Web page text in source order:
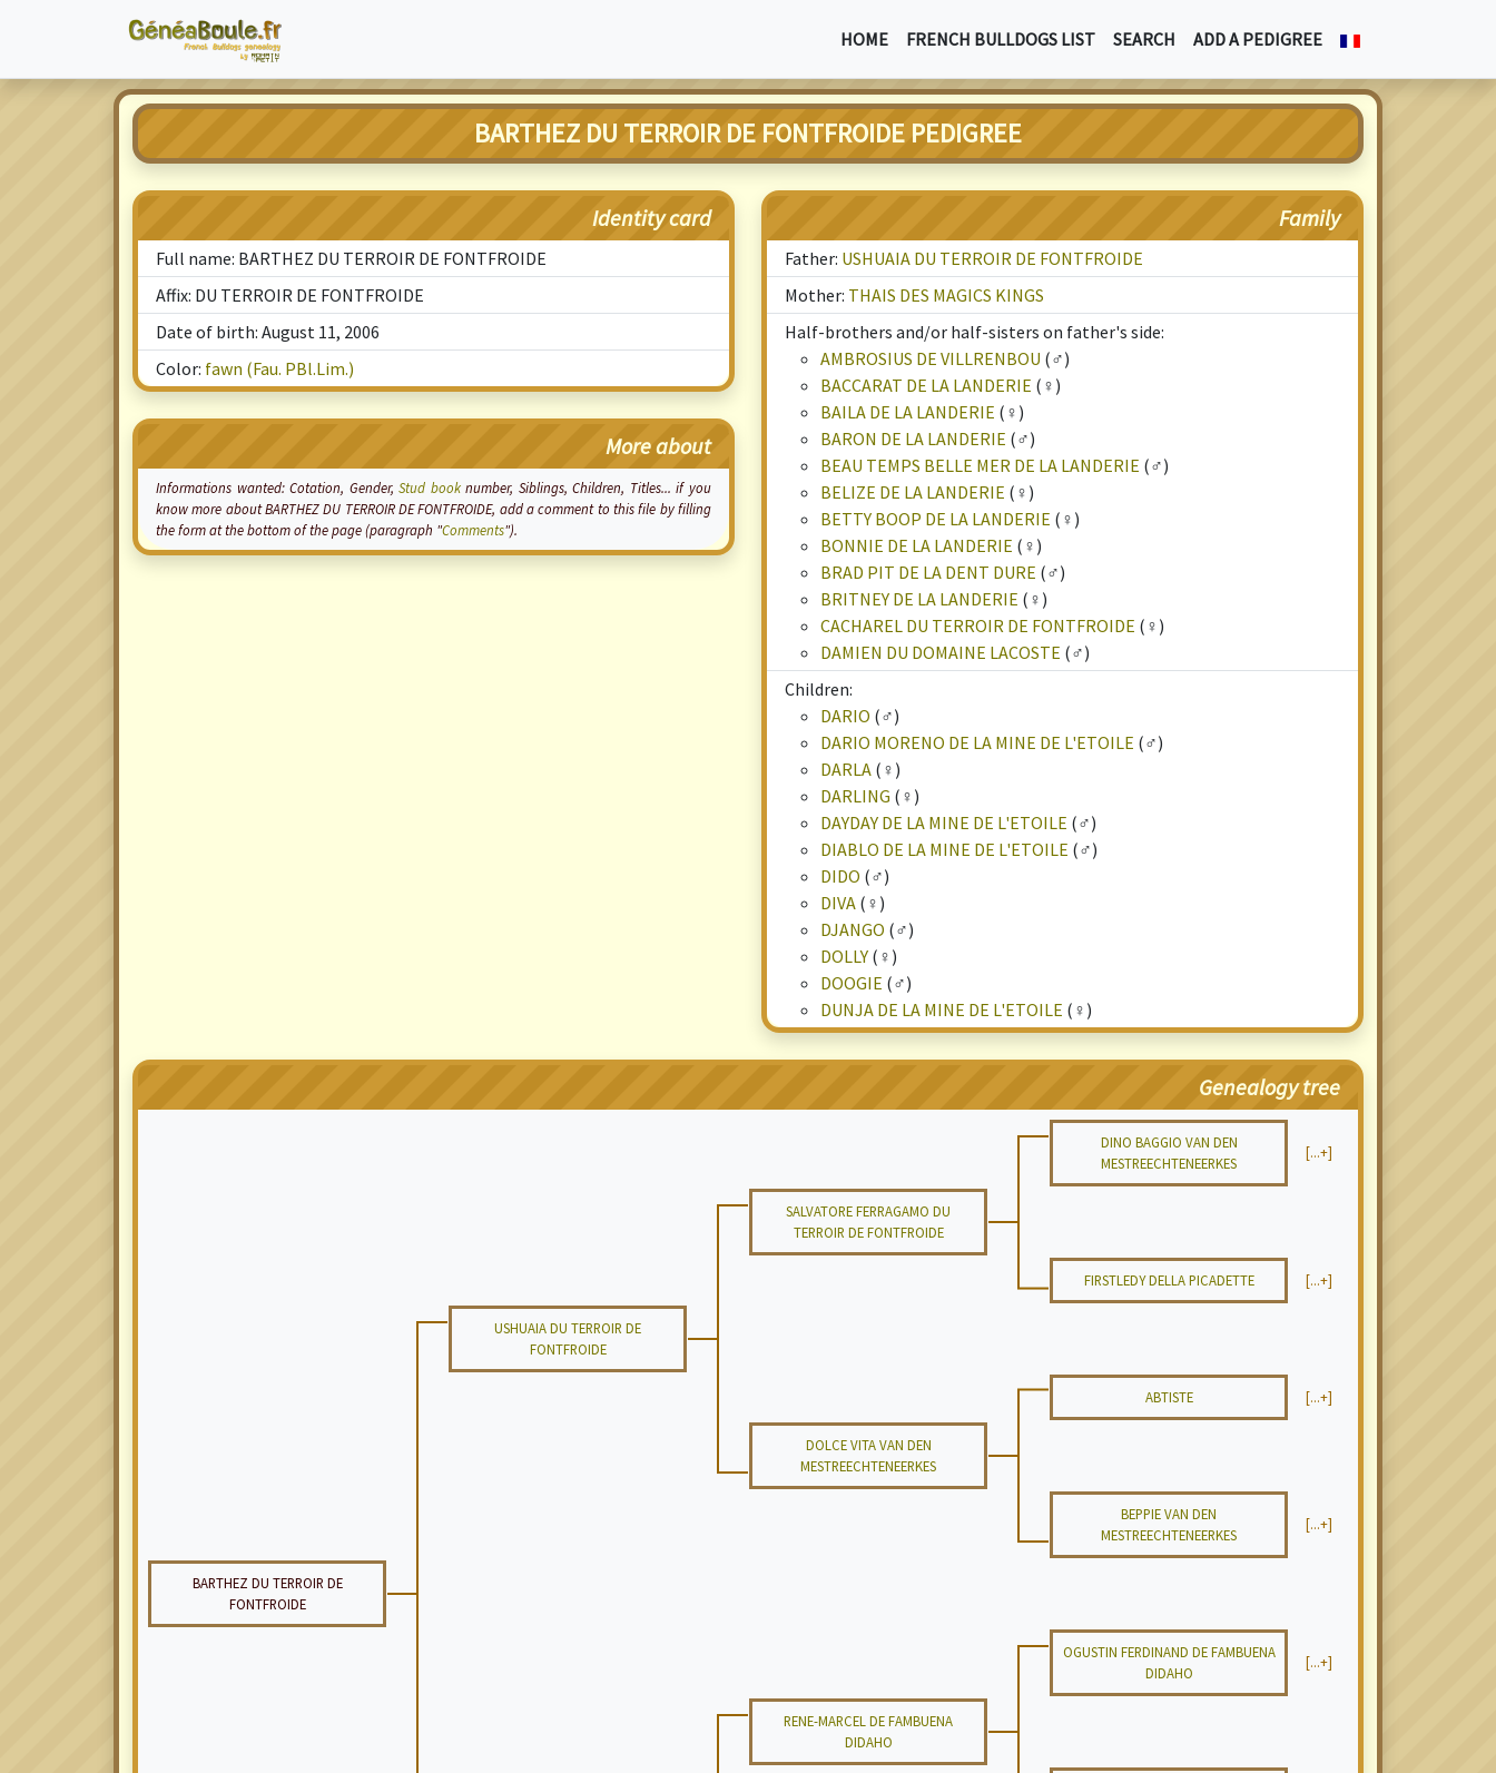
HOME FRENCH BULLDOGS LIST SEARCH ADD A PEDIGREE
BARTHEZ DU TERROIR DE FONTFROIDE PEDIGREE
Identity card
Full name: BARTHEZ DU TERROIR DE FONTFROIDE
Affix: DU TERROIR DE FONTFROIDE
Date of birth: August 11, 2006
Color: fawn (Fau. PBl.Lim.)
More about
Informations wanted:Cotation, Gender,Stud booknumber, Siblings, Children, Titles... if you
know more about BARTHEZ DU TERROIR DE FONTFROIDE, add a comment to this file by filling
the form at the bottom of the page (paragraph "Comments").
Family
Father: USHUAIA DU TERROIR DE FONTFROIDE
Mother: THAIS DES MAGICS KINGS
Half-brothers and/or half-sisters on father's side:
AMBROSIUS DE VILLRENBOU (♂)
BACCARAT DE LA LANDERIE (♀)
BAILA DE LA LANDERIE (♀)
BARON DE LA LANDERIE (♂)
BEAU TEMPS BELLE MER DE LA LANDERIE (♂)
BELIZE DE LA LANDERIE (♀)
BETTY BOOP DE LA LANDERIE (♀)
BONNIE DE LA LANDERIE (♀)
BRAD PIT DE LA DENT DURE (♂)
BRITNEY DE LA LANDERIE (♀)
CACHAREL DU TERROIR DE FONTFROIDE (♀)
DAMIEN DU DOMAINE LACOSTE (♂)
Children:
DARIO (♂)
DARIO MORENO DE LA MINE DE L'ETOILE (♂)
DARLA (♀)
DARLING (♀)
DAYDAY DE LA MINE DE L'ETOILE (♂)
DIABLO DE LA MINE DE L'ETOILE (♂)
DIDO (♂)
DIVA (♀)
DJANGO (♂)
DOLLY (♀)
DOOGIE (♂)
DUNJA DE LA MINE DE L'ETOILE (♀)
Genealogy tree
DINO BAGGIO VAN DEN
MESTREECHTENEERKES
[...+]
SALVATORE FERRAGAMO DU
TERROIR DE FONTFROIDE
FIRSTLEDY DELLA PICADETTE [...+]
USHUAIA DU TERROIR DE
FONTFROIDE
ABTISTE [...+]
DOLCE VITA VAN DEN
MESTREECHTENEERKES
BEPPIE VAN DEN
MESTREECHTENEERKES
[...+]
BARTHEZ DU TERROIR DE
FONTFROIDE
OGUSTIN FERDINAND DE FAMBUENA
DIDAHO
[...+]
RENE-MARCEL DE FAMBUENA
DIDAHO